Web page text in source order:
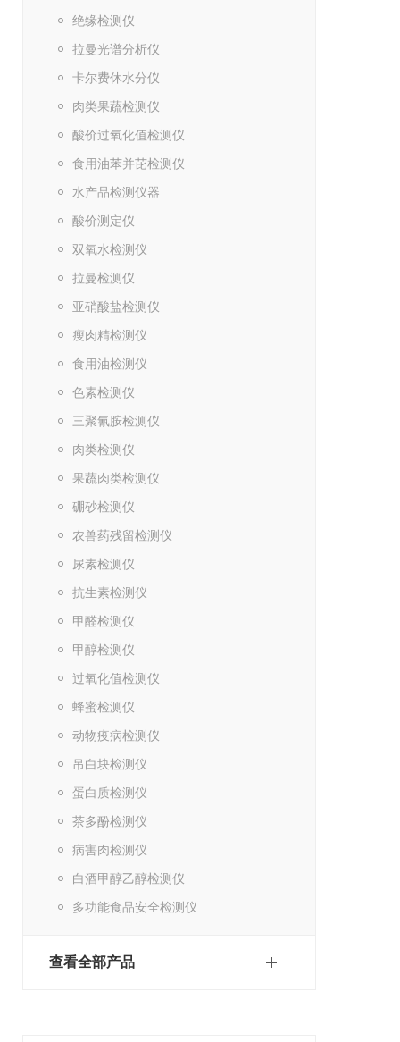
绝缘检测仪
拉曼光谱分析仪
卡尔费休水分仪
肉类果蔬检测仪
酸价过氧化值检测仪
食用油苯并芘检测仪
水产品检测仪器
酸价测定仪
双氧水检测仪
拉曼检测仪
亚硝酸盐检测仪
瘦肉精检测仪
食用油检测仪
色素检测仪
三聚氰胺检测仪
肉类检测仪
果蔬肉类检测仪
硼砂检测仪
农兽药残留检测仪
尿素检测仪
抗生素检测仪
甲醛检测仪
甲醇检测仪
过氧化值检测仪
蜂蜜检测仪
动物疫病检测仪
吊白块检测仪
蛋白质检测仪
茶多酚检测仪
病害肉检测仪
白酒甲醇乙醇检测仪
多功能食品安全检测仪
查看全部产品